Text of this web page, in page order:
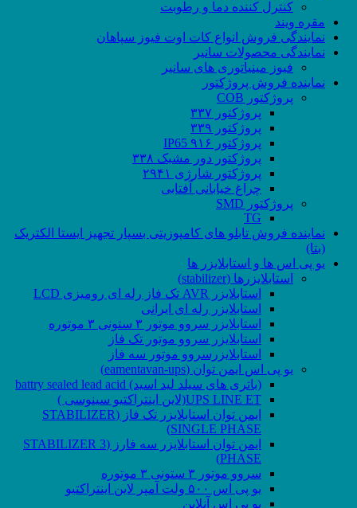
کنترل کننده دما و رطوبت
مقره ویند
نمایندگی فروش انواع کات اوت فیوز سپاهان
نمایندگی محصولات سانیر
فیوز مینیاتوری های سانیر
نماینده فروش پروژکتور
پروژکتور COB
پروژکتور ۳۳۷
پروژکتور ۳۳۹
پروژکتور ۹۱۶ IP65
پروژکتور دور مشبک ۳۳۸
پروژکتور شارژی ۲۹۴۱
چراغ خیابانی آفتابی
پروژکتور SMD
TG
نماینده فروش تابلو های کامپوزیتی بسپار تجهیز ایستا الکتریک
(بتا)
یو پی اس ها و استابلایزر ها
استابلایزرها (stabilizer)
استابلایزر AVR تک فاز رله ای رومیزی LCD
استابلایزر رله ای ایرانی
استابلایزر سروو موتور ۳ ستونی ۳ موتوره
استابلایزر سروو موتور تک فاز
استابلایزرسروو موتور سه فاز
یو پی اس ایمن توان (eamentavan-ups)
(باتری های سیلد لید اسید) battry sealed lead acid
UPS LINE ET(لاین اینتراکتیو سینوسی )
ایمن توان استابلایزر تک فاز (STABILIZER
SINGLE PHASE)
ایمن توان استابلایزر سه فارز (STABILIZER 3
PHASE)
سروو موتور ۳ ستونی ۳ موتوره
یو پی اس ۵۰۰ ولت آمپر لاین اینتراکتیو
یو پی اس آنلاین